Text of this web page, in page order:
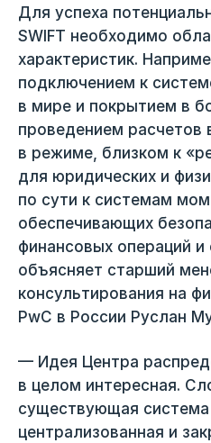
Для успеха
SWIFT необходимо
характеристик.
подключением к
в мире и покрытием в
проведением расчетов
в режиме, близком к
для юридических и
по сути к системам
обеспечивающих
финансовых операций
объясняет старший
консультирования на
PwC в России Руслан
— Идея Центра
в целом интересная.
существующая система
централизованная и